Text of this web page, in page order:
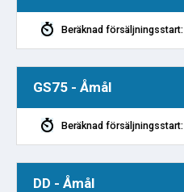
Beräknad
GS75 - Åmål
Beräknad
DD - Åmål